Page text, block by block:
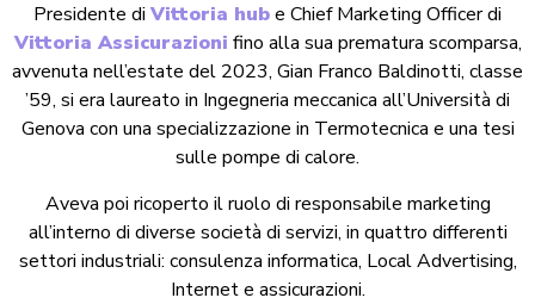
Presidente di Vittoria hube Chief Marketing Officer di
Vittoria Assicurazioni fino alla sua prematura scomparsa,
avvenuta nell’estate del 2023, Gian Franco Baldinotti, classe
’59, si era laureato in Ingegneria meccanica all’Università di
Genova con una specializzazione in Termotecnica e una tesi
sulle pompe di calore.
Aveva poi ricoperto il ruolo di responsabile marketing
all’interno di diverse società di servizi, in quattro differenti
settori industriali: consulenza informatica, Local Advertising,
Internet e assicurazioni.